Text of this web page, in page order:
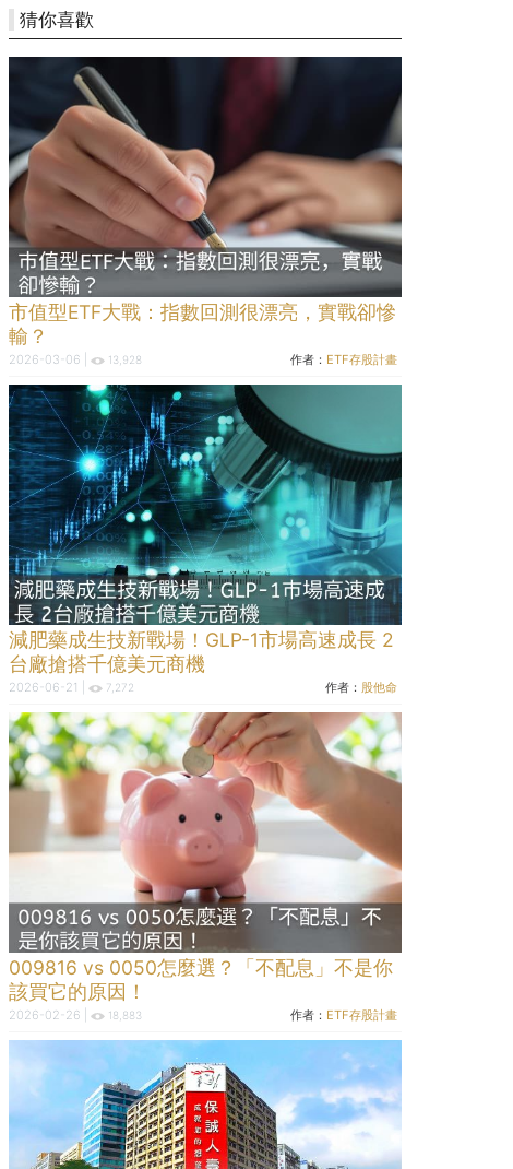
猜你喜歡
市值型ETF大戰：指數回測很漂亮，實戰卻慘
輸？
2026-03-06 | 13,928 作者： ETF存股計畫
減肥藥成生技新戰場！GLP-1市場高速成長 2
台廠搶搭千億美元商機
2026-06-21 | 7,272 作者： 股他命
009816 vs 0050怎麼選？「不配息」不是你
該買它的原因！
2026-02-26 | 18,883 作者： ETF存股計畫